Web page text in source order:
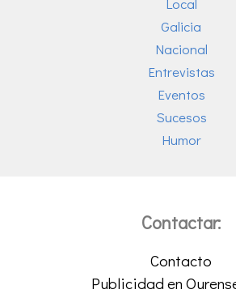
Galicia
Nacional
Entrevistas
Eventos
Sucesos
Humor
Contactar:
Contacto
Publicidad en